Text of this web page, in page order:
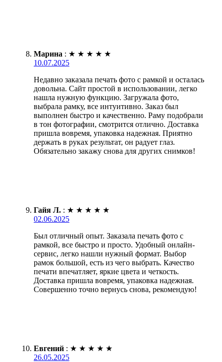
Марина : ★ ★ ★ ★ ★
10.07.2025
Недавно заказала печать фото с рамкой и осталась
довольна. Сайт простой в использовании, легко
нашла нужную функцию. Загружала фото,
выбрала рамку, все интуитивно. Заказ был
выполнен быстро и качественно. Раму подобрали
в тон фотографии, смотрится отлично. Доставка
пришла вовремя, упаковка надежная. Приятно
держать в руках результат, он радует глаз.
Обязательно закажу снова для других снимков!
Гайя Л. : ★ ★ ★ ★ ★
02.06.2025
Был отличный опыт. Заказала печать фото с
рамкой, все быстро и просто. Удобный онлайн-
сервис, легко нашли нужный формат. Выбор
рамок большой, есть из чего выбрать. Качество
печати впечатляет, яркие цвета и четкость.
Доставка пришла вовремя, упаковка надежная.
Совершенно точно вернусь снова, рекомендую!
Евгений : ★ ★ ★ ★ ★
26.05.2025